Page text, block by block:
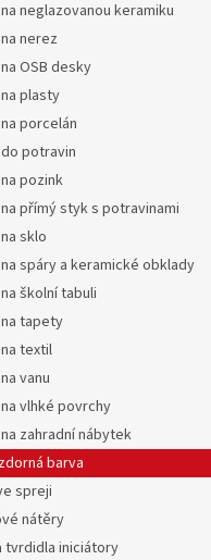
neglazovanou keramiku
nerez
OSB desky
plasty
porcelán
potravin
pozink
přímý styk s potravinami
sklo
spáry a keramické obklady
školní tabuli
tapety
textil
vanu
vlhké povrchy
zahradní nábytek
barva
spreji
nátěry
tvrdidla iniciátory